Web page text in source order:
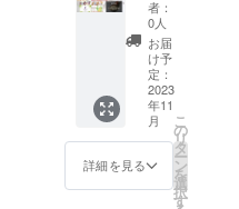
eサンプ
ル：半
永久的
に加齢
臭など
の悪臭
を分解
し、お
部屋を
パワー
スポッ
IonaFre
eサンプ
ル×１枚
サービ
５％OF
箱＋
「生姜
のめざ
Premiu
m」×１
箱＋
「食の
処方
箋」×３
０分＋
者：
0人
お届
け予
定：
2023
年11
月
詳細を見る
こ
の
リ
タ
ー
ン
を
選
択
す